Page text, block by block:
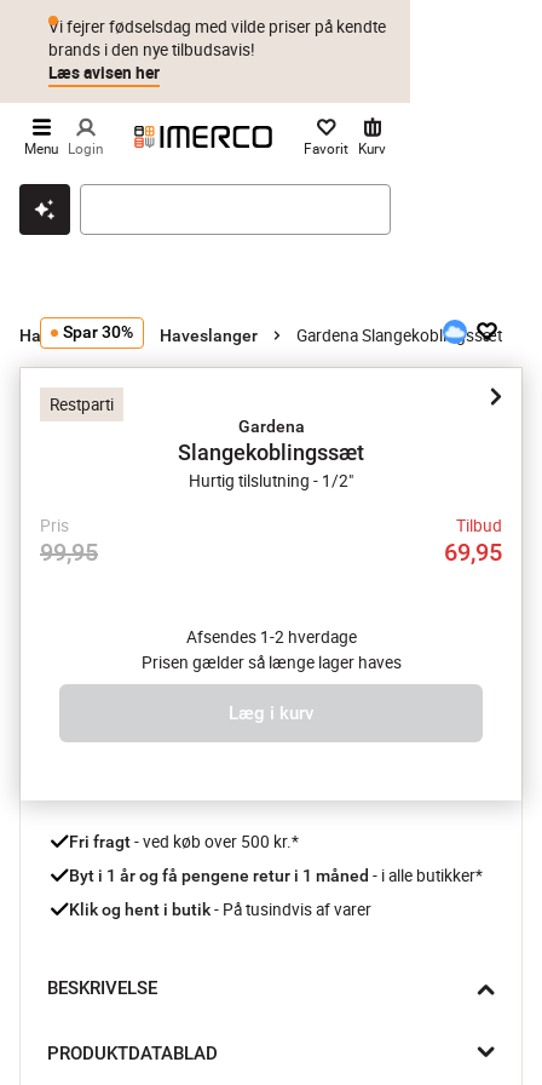
Klik & hent Byt i 1 år Prismatch
Vi fejrer fødselsdag med vilde priser på kendte
brands i den nye tilbudsavis!
Læs avisen her
Menu Login Favorit Kurv
Havevanding Haveslanger Gardena Slangekoblingssæt
Restparti
Spar 30%
Gardena
Slangekoblingssæt
Hurtig tilslutning - 1/2"
Pris
99,95
Tilbud
69,95
Afsendes 1-2 hverdage
Prisen gælder så længe lager haves
Læg i kurv
Fri fragt - ved køb over 500 kr.*
Byt i 1 år og få pengene retur i 1 måned - i alle butikker*
Klik og hent i butik - På tusindvis af varer
BESKRIVELSE
problemfri udskiftning af vandingstilbehør.
PRODUKTDATABLAD